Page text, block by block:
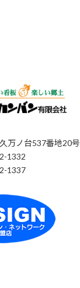
万ノ台537番地20号
1332
1337